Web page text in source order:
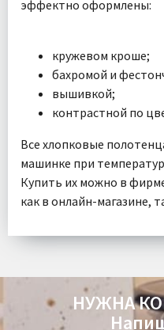
эффектно оформлены:
кружевом кроше;
бахромой и
вышивкой;
контрастной по
Все хлопковые
машинке при
Купить их можно в
как в онлайн-магазине,
НУЖНА